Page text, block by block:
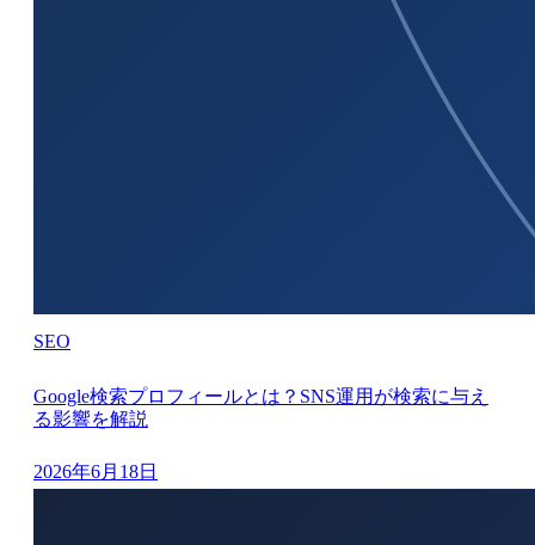
SEO
Google検索プロフィールとは？SNS運用が検索に与え
る影響を解説
2026年6月18日